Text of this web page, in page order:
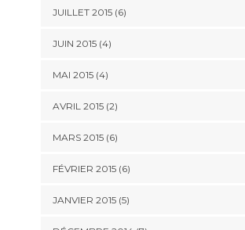
JUILLET 2015(6)
JUIN 2015(4)
MAI 2015(4)
AVRIL 2015(2)
MARS 2015(6)
FÉVRIER 2015(6)
JANVIER 2015(5)